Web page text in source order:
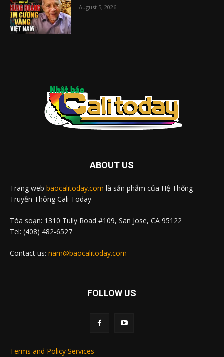
August 5, 2026
ABOUT US
Trang web baocalitoday.com là sản phẩm của Hệ Thống
Truyền Thông Cali Today
Tòa soạn: 1310 Tully Road #109, San Jose, CA 95122
Tel: (408) 482-6527
Contact us: nam@baocalitoday.com
FOLLOW US
Terms and Policy Services